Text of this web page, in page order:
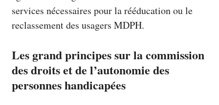
services nécessaires pour la rééducation ou le
reclassement des usagers MDPH.
Les grand principes sur la commission
des droits et de l’autonomie des
personnes handicapées